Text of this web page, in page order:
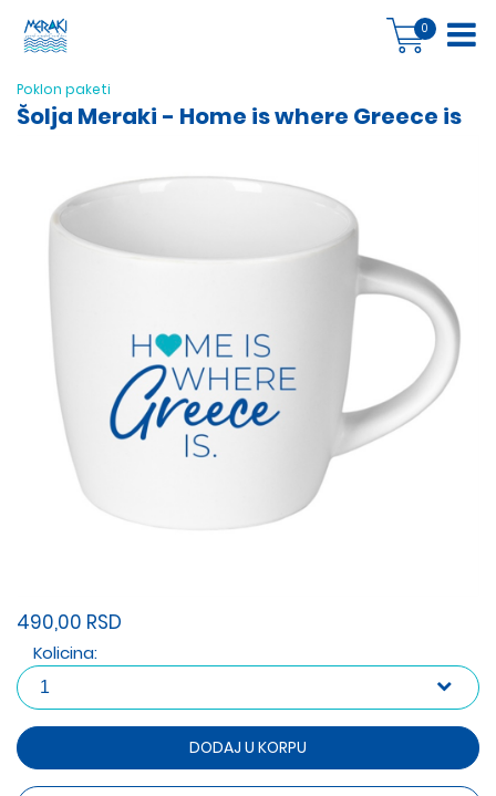
0
Poklon paketi
Šolja Meraki - Home is where Greece is
490,00 RSD
Kolicina:
DODAJ U KORPU